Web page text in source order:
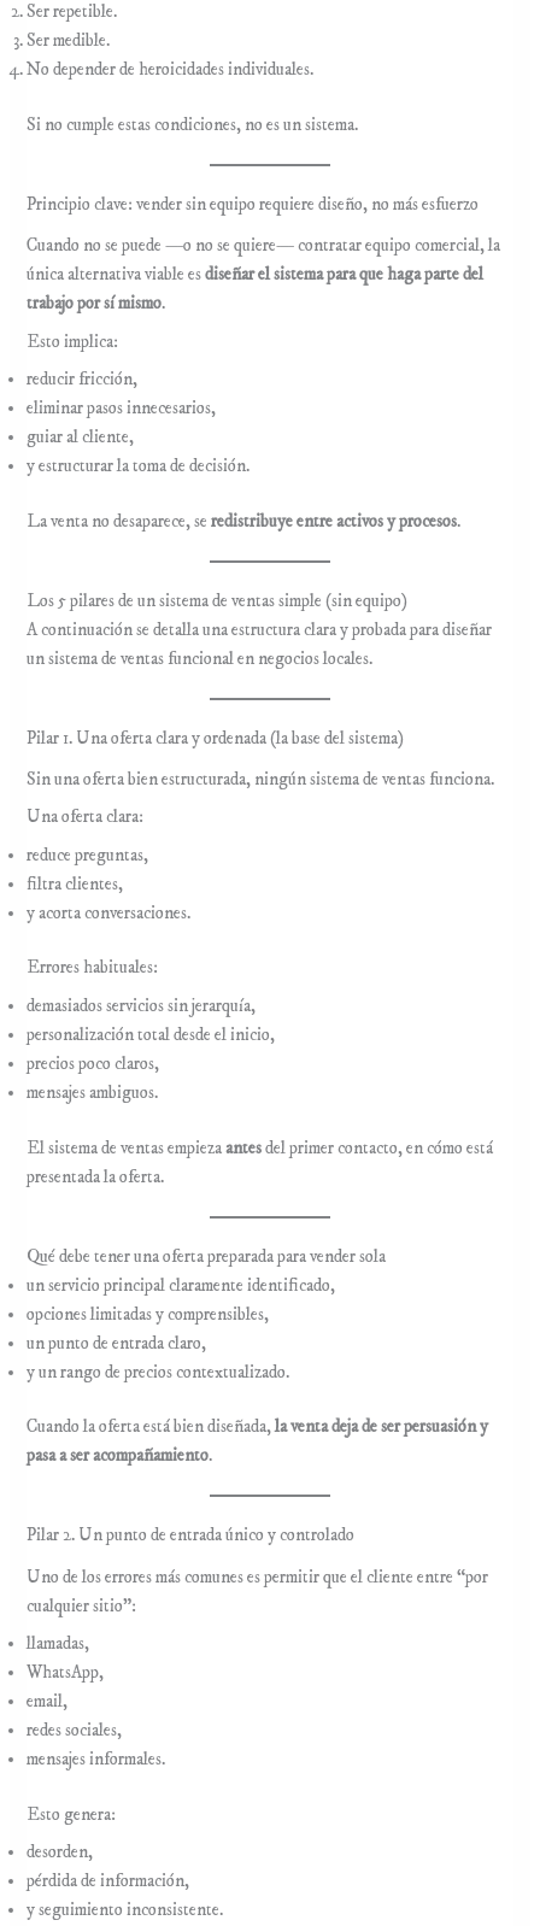
Ser repetible.
Ser medible.
No depender de heroicidades individuales.
Si no cumple estas condiciones, no es un sistema.
Principio clave: vender sin equipo requiere diseño, no más esfuerzo
Cuando no se puede —o no se quiere— contratar equipo comercial, la
única alternativa viable esdiseñar el sistema para que haga parte del
trabajo por sí mismo.
Esto implica:
reducir fricción,
eliminar pasos innecesarios,
guiar al cliente,
y estructurar la toma de decisión.
La venta no desaparece, seredistribuye entre activos y procesos.
Los 5 pilares de un sistema de ventas simple (sin equipo)
A continuación se detalla una estructura clara y probada para diseñar
un sistema de ventas funcional en negocios locales.
Pilar 1. Una oferta clara y ordenada (la base del sistema)
Sin una oferta bien estructurada, ningún sistema de ventas funciona.
Una oferta clara:
reduce preguntas,
filtra clientes,
y acorta conversaciones.
Errores habituales:
demasiados servicios sin jerarquía,
personalización total desde el inicio,
precios poco claros,
mensajes ambiguos.
El sistema de ventas empiezaantesdel primer contacto, en cómo está
presentada la oferta.
Qué debe tener una oferta preparada para vender sola
un servicio principal claramente identificado,
opciones limitadas y comprensibles,
un punto de entrada claro,
y un rango de precios contextualizado.
Cuando la oferta está bien diseñada,la venta deja de ser persuasión y
pasa a ser acompañamiento.
Pilar 2. Un punto de entrada único y controlado
Uno de los errores más comunes es permitir que el cliente entre “por
cualquier sitio”:
llamadas,
WhatsApp,
email,
redes sociales,
mensajes informales.
Esto genera:
desorden,
pérdida de información,
y seguimiento inconsistente.